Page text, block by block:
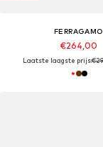
FERRAGAMO
€264,00
Laatste laagste prijs: